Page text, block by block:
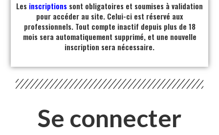
Les inscriptions sont obligatoires et soumises à validation
pour accéder au site. Celui-ci est réservé aux
professionnels. Tout compte inactif depuis plus de 18
mois sera automatiquement supprimé, et une nouvelle
inscription sera nécessaire.
Se connecter